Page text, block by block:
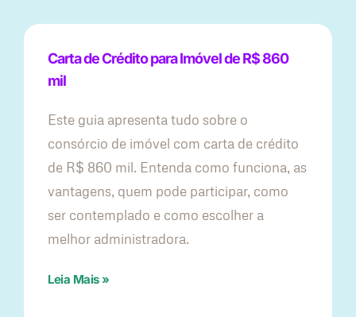
Carta de Crédito para Imóvel de R$ 860
mil
Este guia apresenta tudo sobre o
consórcio de imóvel com carta de crédito
de R$ 860 mil. Entenda como funciona, as
vantagens, quem pode participar, como
ser contemplado e como escolher a
melhor administradora.
Leia Mais »